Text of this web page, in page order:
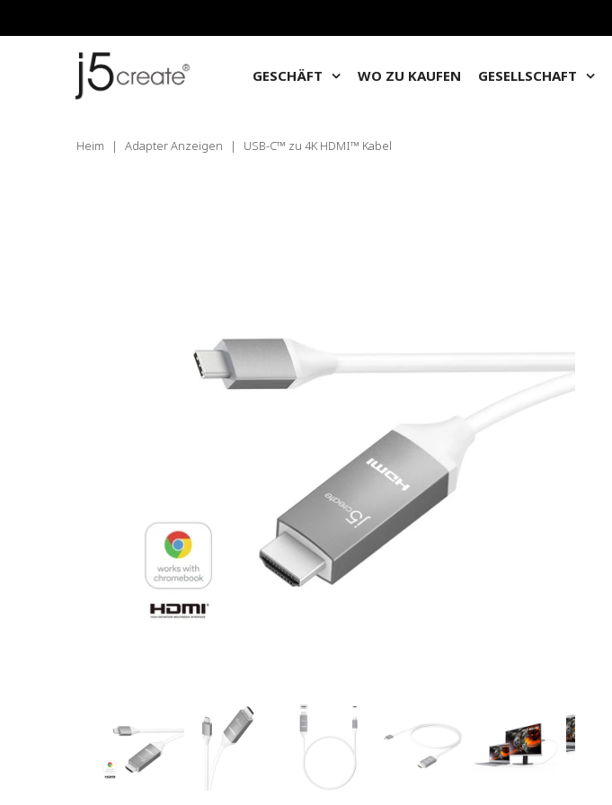
GESCHÄFT WO ZU KAUFEN GESELLSCHAFT
Heim | Adapter Anzeigen | USB-C™ zu 4K HDMI™ Kabel